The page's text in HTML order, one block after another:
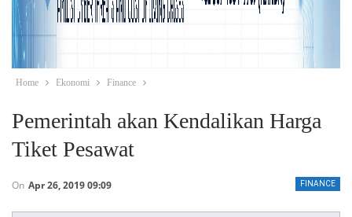
Home Ekonomi Finance
Pemerintah akan Kendalikan Harga
Tiket Pesawat
FINANCE
On Apr 26, 2019 09:09